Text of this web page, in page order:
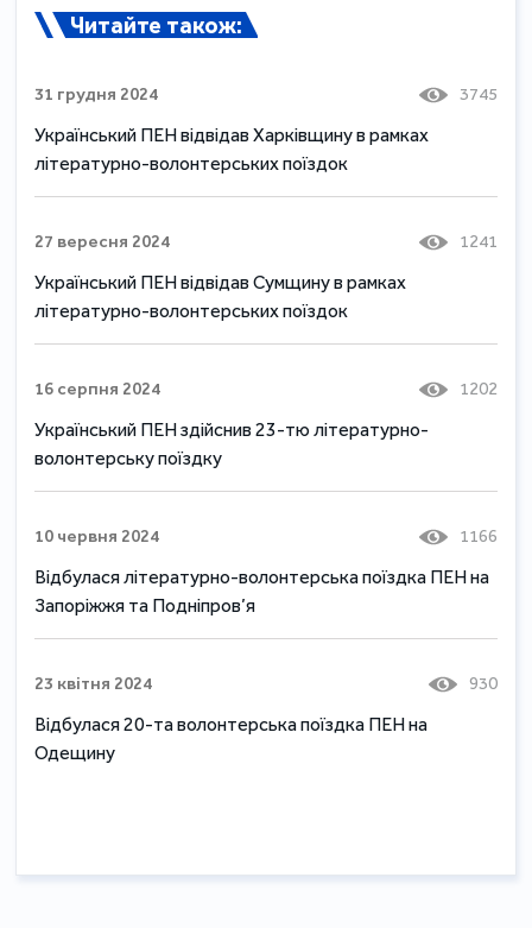
Читайте також:
31 грудня 2024 3745
Український ПЕН відвідав Харківщину в рамках
літературно-волонтерських поїздок
27 вересня 2024 1241
Український ПЕН відвідав Сумщину в рамках
літературно-волонтерських поїздок
16 серпня 2024 1202
Український ПЕН здійснив 23-тю літературно-
волонтерську поїздку
10 червня 2024 1166
Відбулася літературно-волонтерська поїздка ПЕН на
Запоріжжя та Подніпров’я
23 квітня 2024 930
Відбулася 20-та волонтерська поїздка ПЕН на
Одещину